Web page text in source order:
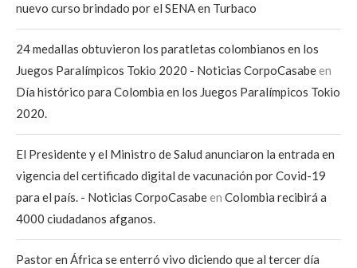
nuevo curso brindado por el SENA en Turbaco
24 medallas obtuvieron los paratletas colombianos en los
Juegos Paralímpicos Tokio 2020 - Noticias CorpoCasabeen
Día histórico para Colombia en los Juegos Paralímpicos Tokio
2020.
El Presidente y el Ministro de Salud anunciaron la entrada en
vigencia del certificado digital de vacunación por Covid-19
para el país. - Noticias CorpoCasabeen Colombia recibirá a
4000 ciudadanos afganos.
Pastor en África se enterró vivo diciendo que al tercer día